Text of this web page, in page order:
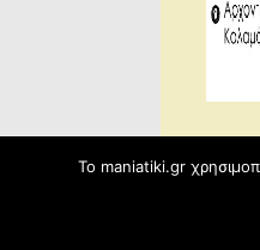
To maniatiki.gr